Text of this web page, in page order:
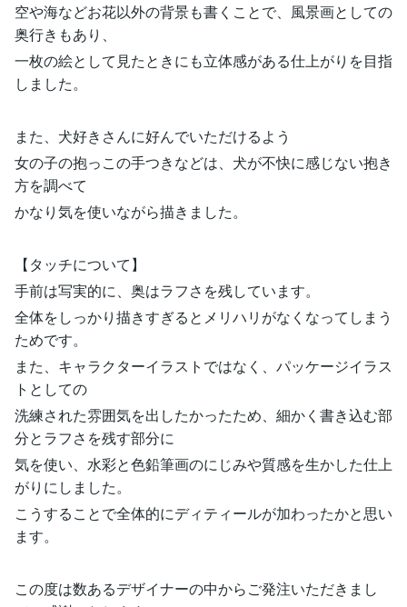
空や海などお花以外の背景も書くことで、風景画としての
奥行きもあり、
一枚の絵として見たときにも立体感がある仕上がりを目指
しました。
また、犬好きさんに好んでいただけるよう
女の子の抱っこの手つきなどは、犬が不快に感じない抱き
方を調べて
かなり気を使いながら描きました。
【タッチについて】
手前は写実的に、奥はラフさを残しています。
全体をしっかり描きすぎるとメリハリがなくなってしまう
ためです。
また、キャラクターイラストではなく、パッケージイラス
トとしての
洗練された雰囲気を出したかったため、細かく書き込む部
分とラフさを残す部分に
気を使い、水彩と色鉛筆画のにじみや質感を生かした仕上
がりにしました。
こうすることで全体的にディティールが加わったかと思い
ます。
この度は数あるデザイナーの中からご発注いただきまし